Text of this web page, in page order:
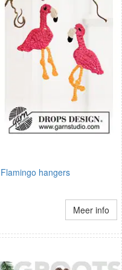
Flamingo hangers
Meer info